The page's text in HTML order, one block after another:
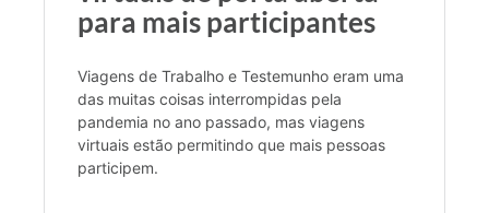
para mais participantes
Viagens de Trabalho e Testemunho eram uma
das muitas coisas interrompidas pela
pandemia no ano passado, mas viagens
virtuais estão permitindo que mais pessoas
participem.